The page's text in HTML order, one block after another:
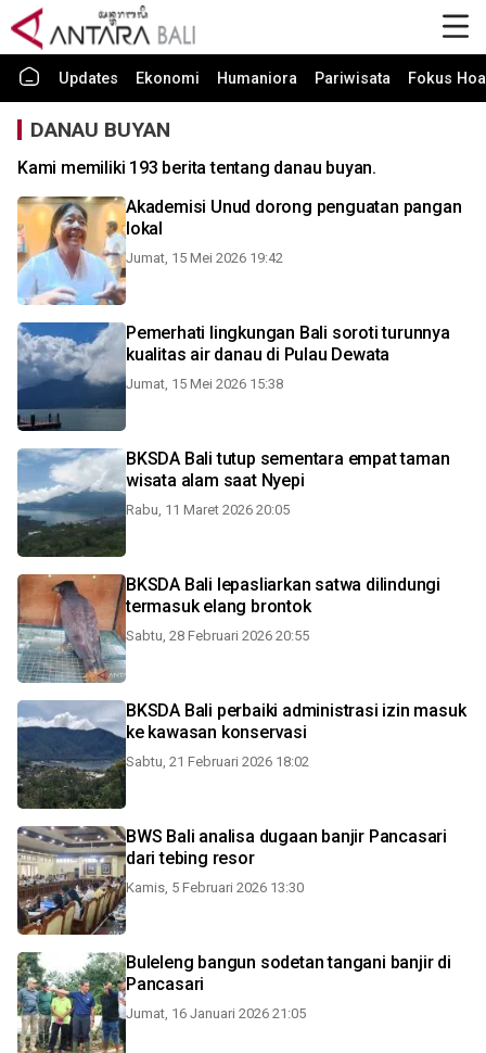
Updates Ekonomi Humaniora Pariwisata Fokus
DANAU BUYAN
Kami memiliki 193 berita tentang danau buyan.
Akademisi Unud dorong penguatan pangan
lokal
Jumat, 15 Mei 2026 19:42
Pemerhati lingkungan Bali soroti turunnya
kualitas air danau di Pulau Dewata
Jumat, 15 Mei 2026 15:38
BKSDA Bali tutup sementara empat taman
wisata alam saat Nyepi
Rabu, 11 Maret 2026 20:05
BKSDA Bali lepasliarkan satwa dilindungi
termasuk elang brontok
Sabtu, 28 Februari 2026 20:55
BKSDA Bali perbaiki administrasi izin masuk
ke kawasan konservasi
Sabtu, 21 Februari 2026 18:02
BWS Bali analisa dugaan banjir Pancasari
dari tebing resor
Kamis, 5 Februari 2026 13:30
Buleleng bangun sodetan tangani banjir di
Pancasari
Jumat, 16 Januari 2026 21:05